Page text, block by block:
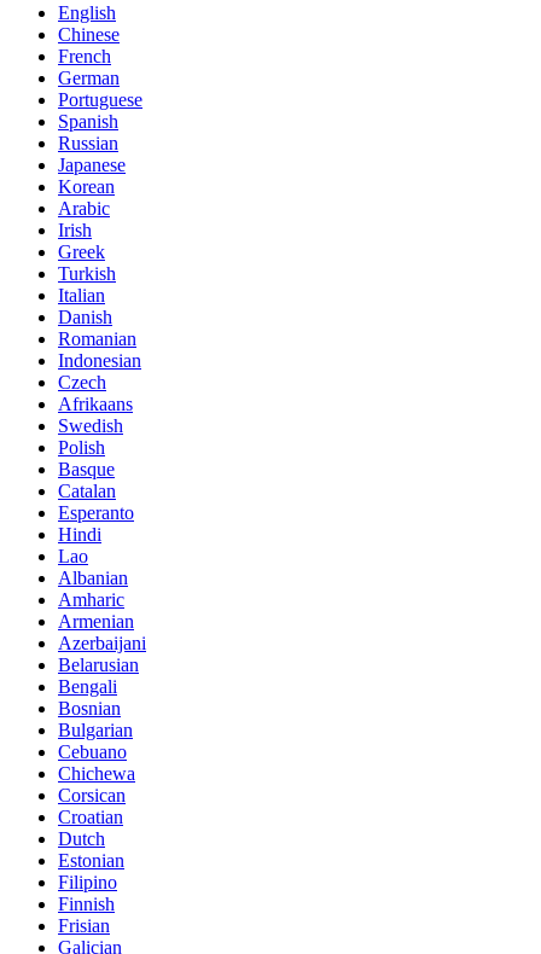
English
Chinese
French
German
Portuguese
Spanish
Russian
Japanese
Korean
Arabic
Irish
Greek
Turkish
Italian
Danish
Romanian
Indonesian
Czech
Afrikaans
Swedish
Polish
Basque
Catalan
Esperanto
Hindi
Lao
Albanian
Amharic
Armenian
Azerbaijani
Belarusian
Bengali
Bosnian
Bulgarian
Cebuano
Chichewa
Corsican
Croatian
Dutch
Estonian
Filipino
Finnish
Frisian
Galician